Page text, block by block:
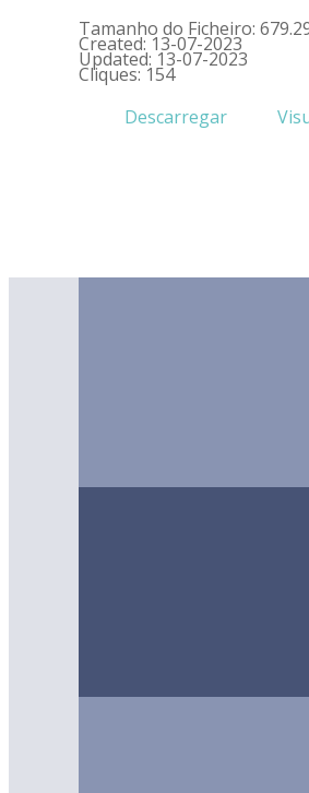
Tamanho do Ficheiro:
Created: 13-07-2023
Updated: 13-07-2023
Cliques: 154
Descarregar